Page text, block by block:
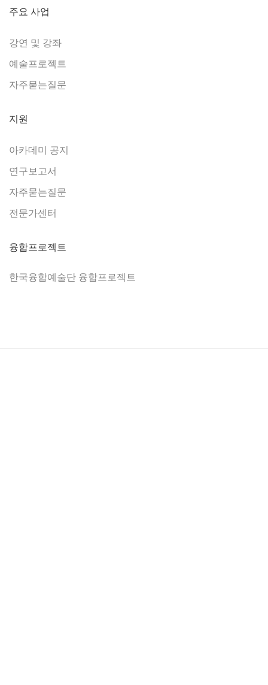
주요 사업
강연 및 강좌
예술프로젝트
자주묻는질문
지원
아카데미 공지
연구보고서
자주묻는질문
전문가센터
융합프로젝트
한국융합예술단 융합프로젝트